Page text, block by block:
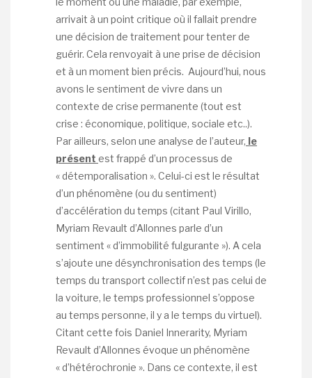
arrivait à un point critique où il fallait prendre
une décision de traitement pour tenter de
guérir. Cela renvoyait à une prise de décision
et à un moment bien précis. Aujourd’hui, nous
avons le sentiment de vivre dans un
contexte de crise permanente (tout est
crise : économique, politique, sociale etc..).
Par ailleurs, selon une analyse de l’auteur, le
présent est frappé d’un processus de
« détemporalisation ». Celui-ci est le résultat
d’un phénomène (ou du sentiment)
d’accélération du temps (citant Paul Virillo,
Myriam Revault d’Allonnes parle d’un
sentiment « d’immobilité fulgurante »). A cela
s’ajoute une désynchronisation des temps (le
temps du transport collectif n’est pas celui de
la voiture, le temps professionnel s’oppose
au temps personne, il y a le temps du virtuel).
Citant cette fois Daniel Innerarity, Myriam
Revault d’Allonnes évoque un phénomène
« d’hétérochronie ». Dans ce contexte, il est